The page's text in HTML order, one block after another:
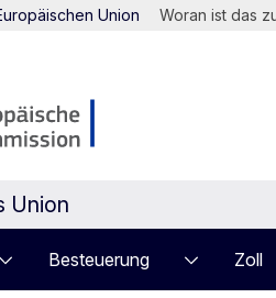
Union Woran ist das
Union
Besteuerung Zoll